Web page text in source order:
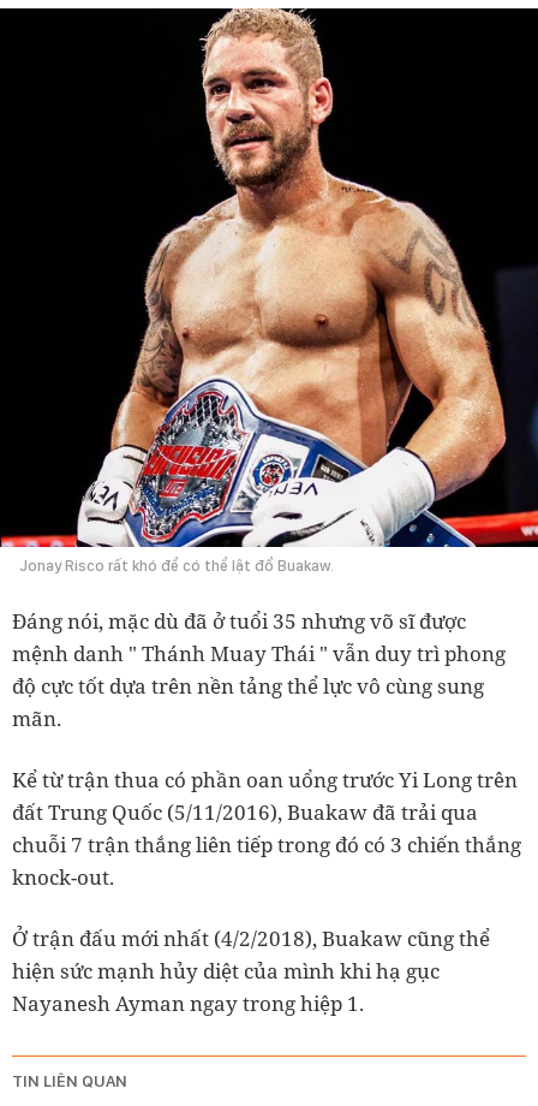
Jonay Risco rất khó để có thể lật đổ Buakaw.
Đáng nói, mặc dù đã ở tuổi 35 nhưng võ sĩ được
mệnh danh " Thánh Muay Thái " vẫn duy trì phong
độ cực tốt dựa trên nền tảng thể lực vô cùng sung
mãn.
Kể từ trận thua có phần oan uổng trước Yi Long trên
đất Trung Quốc (5/11/2016), Buakaw đã trải qua
chuỗi 7 trận thắng liên tiếp trong đó có 3 chiến thắng
knock-out.
Ở trận đấu mới nhất (4/2/2018), Buakaw cũng thể
hiện sức mạnh hủy diệt của mình khi hạ gục
Nayanesh Ayman ngay trong hiệp 1.
TIN LIÊN QUAN